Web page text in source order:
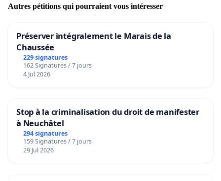
Autres pétitions qui pourraient vous intéresser
Préserver intégralement le Marais de la
Chaussée
229 signatures
162 Signatures / 7 jours
4 Jul 2026
Stop à la criminalisation du droit de manifester
à Neuchâtel
294 signatures
159 Signatures / 7 jours
29 Jul 2026